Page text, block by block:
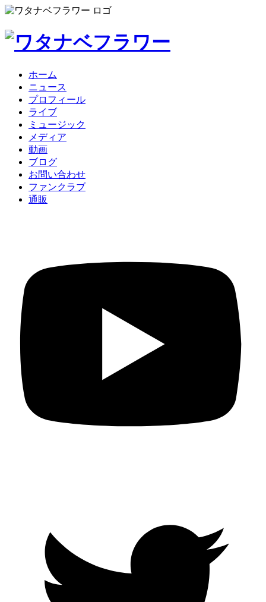
ホーム
ニュース
プロフィール
ライブ
ミュージック
メディア
動画
ブログ
お問い合わせ
ファンクラブ
通販